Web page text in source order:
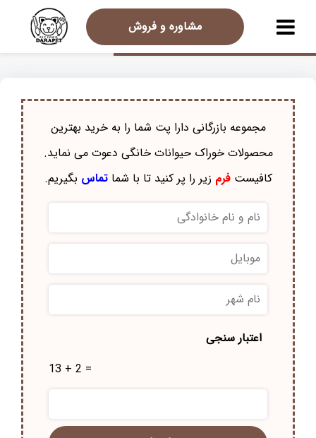
مشاوره و فروش
مجموعه بازرگانی دارا پت شما را به خرید بهترین
محصولات خوراک حيوانات خانگی دعوت می نماید.
کافیستفرم زیر را پر کنید تا با شماتماس بگیریم.
نام
و
خانوادگی
موبایل
نام
شهر
*
اعتبار سنجی
13 + 2 =